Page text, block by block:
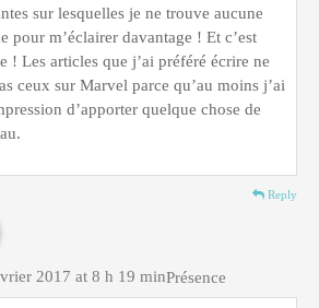
sur lesquelles je ne trouve aucune
pour m’éclairer davantage ! Et c’est
! Les articles que j’ai préféré écrire ne
ceux sur Marvel parce qu’au moins j’ai
d’apporter quelque chose de
Reply
Présence
2017 at 8 h 19 min